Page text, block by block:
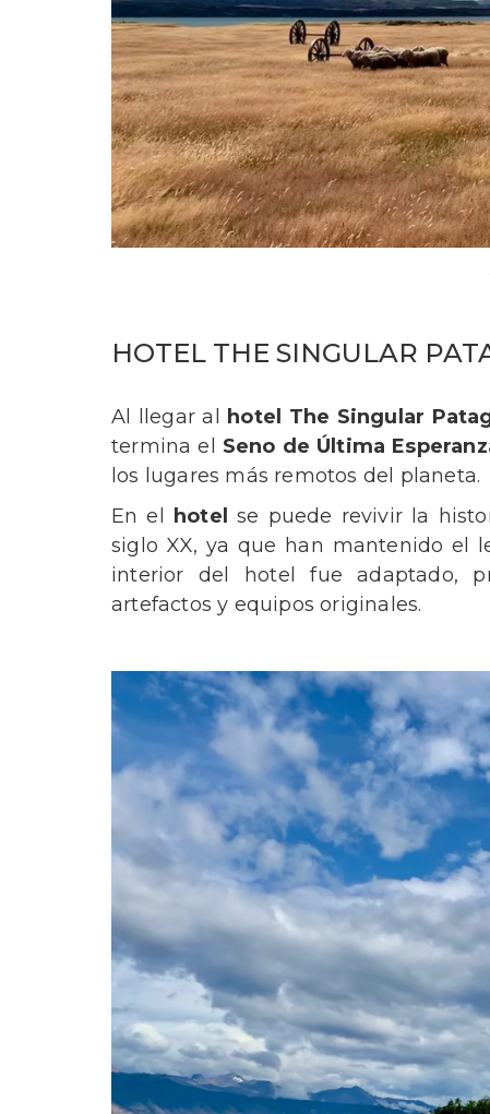
HOTEL THE SINGULAR
Al llegar al hotel The Singular
termina el Seno de Última
los lugares más remotos del planeta.
En el
hotel se puede revivir la
siglo XX, ya que han mantenido el
interior del hotel fue adaptado,
artefactos y equipos originales.